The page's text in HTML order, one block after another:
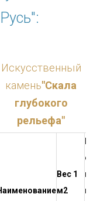
Искусственный
камень"Скала
глубокого
рельефа"
Вес 1
м2
кв.
п. м